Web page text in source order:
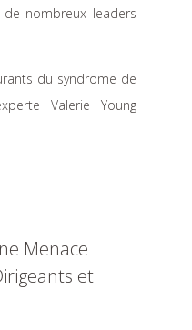
de nombreux leaders
du syndrome de
Valerie Young
Menace
et